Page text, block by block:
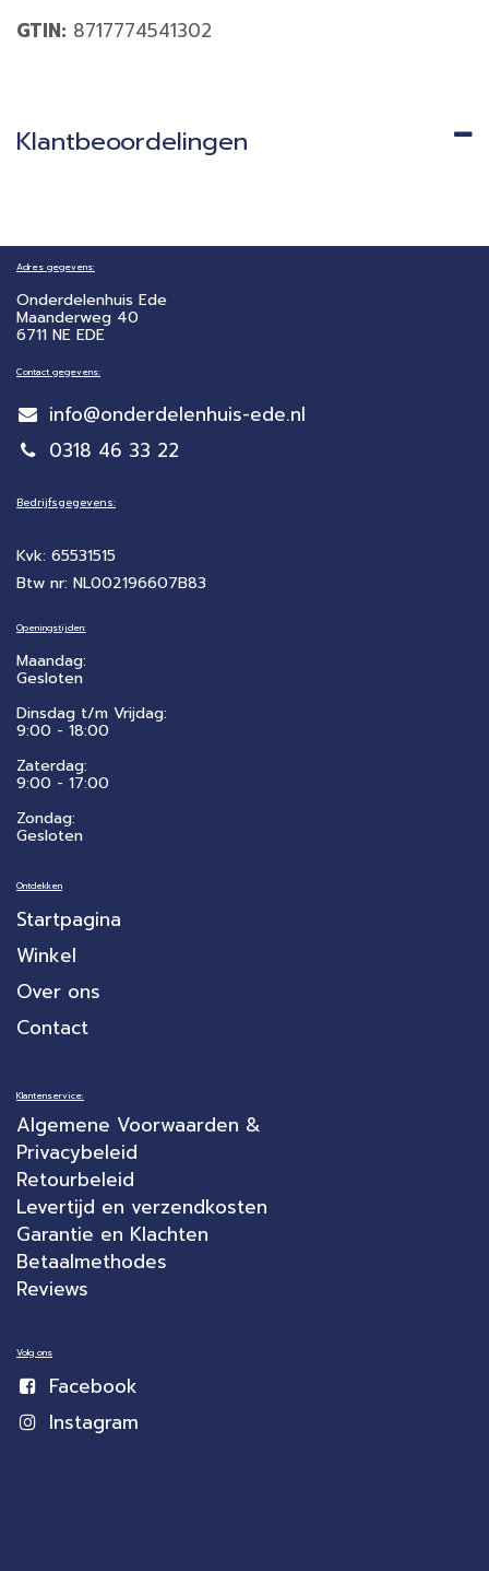
GTIN: 8717774541302
Klantbeoordelingen
Adres gegevens:
Onderdelenhuis Ede
Maanderweg 40
6711 NE EDE
Contact gegevens:
info@onderdelenhuis-ede.nl
0318 46 33 22
Bedrijfsgegevens:
Kvk: 65531515
Btw nr: NL002196607B83
Openingstijden:
Maandag:
Gesloten
Dinsdag t/m Vrijdag:
9:00 - 18:00
Zaterdag:
​9:00 - 17:00
Zondag:
Gesloten
Ontdekken
Startpagina
Winkel
Over ons
Contact
Klantenservice:
Algemene Voorwaarden &
Privacybeleid
Retourbeleid
Levertijd en verzendkosten
Garantie en Klachten
Betaalmethodes
Reviews
Volg ons
Facebook
Instagram